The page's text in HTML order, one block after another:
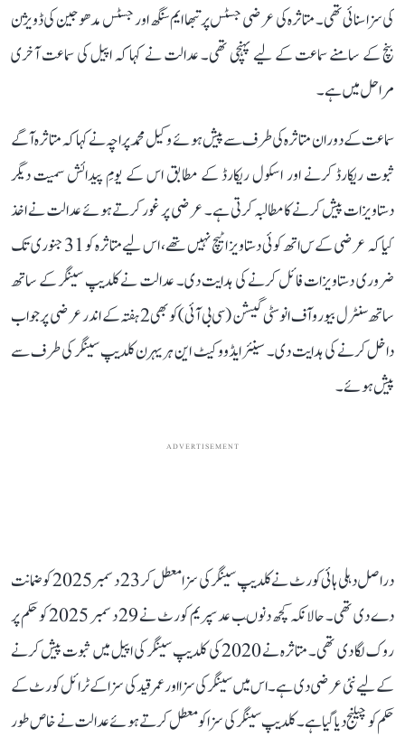
کی سزا سنائی تھی۔ متاثرہ کی عرضی جسٹس پرتبھا ایم سنگھ اور جسٹس مدھو جین کی ڈویژن
بنچ کے سامنے سماعت کے لیے پہنچی تھی۔ عدالت نے کہا کہ اپیل کی سماعت آخری
مراحل میں ہے۔
سماعت کے دوران متاثرہ کی طرف سے پیش ہوئے وکیل محمد پراچہ نے کہا کہ متاثرہ آگے
ثبوت ریکارڈ کرنے اور اسکول ریکارڈ کے مطابق اس کے یومِ پیدائش سمیت دیگر
دستاویزات پیش کرنے کا مطالبہ کرتی ہے۔ عرضی پر غور کرتے ہوئے عدالت نے اخذ
کیا کہ عرضی کےس اتھ کوئی دستاویز اٹیچ نہیں تھے، اس لیے متاثرہ کو 31 جنوری تک
ضروری دستاویزات فائل کرنے کی ہدایت دی۔ عدالت نے کلدیپ سینگر کے ساتھ
ساتھ سنٹرل بیورو آف انوسٹی گیشن (سی بی آئی) کو بھی 2 ہفتہ کے اندر عرضی پر جواب
داخل کرنے کی ہدایت دی۔ سینئر ایڈووکیٹ این ہریہرن کلدیپ سینگر کی طرف سے
پیش ہوئے۔
ADVERTISEMENT
دراصل دہلی ہائی کورٹ نے کلدیپ سینگر کی سزا معطل کر 23 دسمبر 2025 کو ضمانت
دے دی تھی۔ حالانکہ کچھ دنوںب عد سپریم کورٹ نے 29 دسمبر 2025 کو حکم پر
روک لگا دی تھی۔ متاثرہ نے 2020 کی کلدیپ سینگر کی اپیل میں ثبوت پیش کرنے
کے لیے نئی عرضی دی ہے۔ اس میں سینگر کی سزا اور عمر قید کی سزا کے ٹرائل کورٹ کے
حکم کو چیلنج دیا گیا ہے۔ کلدیپ سینگر کی سزا کو معطل کرتے ہوئے عدالت نے خاص طور